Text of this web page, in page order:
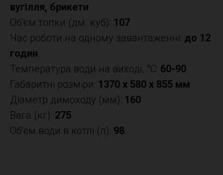
вугілля, брикети
Об'єм топки (дм. куб): 107
Час роботи на одному завантаженні: до 12
годин
Температура води на виході, °C: 60-90
Габаритні розміри: 1370 x 580 x 855 мм
Діаметр димоходу (мм): 160
Вага (кг): 275
Об'єм води в котлі (л): 98